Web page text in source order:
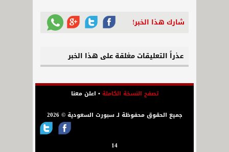
شارك هذا الخبر!
عذراً التعليقات مغلقة على هذا الخبر
تصفح النسخة الكاملة• اعلن معنا
جميع الحقوق محفوظة لـ سبورت السعودية © 2026
14